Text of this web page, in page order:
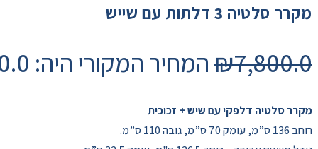
מקרר סלטיה 3 דלתות עם שייש
₪7,800.0 המחיר המקורי היה: ₪7,800.0.
מקרר סלטיה דלפקי עם שיש + זכוכית
רוחב 136 ס”מ, עומק 70 ס”מ, גובה 110 ס”מ.